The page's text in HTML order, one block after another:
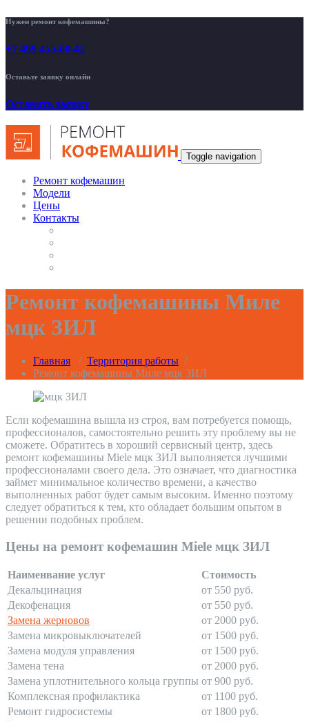
Нужен ремонт кофемашины?
+7 499 455-00-42
Оставьте заявку онлайн
Оставить заявку
Toggle navigation
Ремонт кофемашин
Модели
Цены
Контакты
Ремонт кофемашины Миле
мцк ЗИЛ
Главная / Территория работы /
Ремонт кофемашины Миле мцк ЗИЛ
Если кофемашина вышла из строя, вам потребуется помощь,
профессионалов, самостоятельно решить эту проблему вы не
сможете. Обратитесь в хороший сервисный центр, здесь
ремонт кофемашины Miele мцк ЗИЛ выполняется лучшими
профессионалами своего дела. Это означает, что диагностика
займет минимальное количество времени, а качество
выполненных работ будет самым высоким. Именно поэтому
следует обратиться к тем, кто обладает большим опытом в
решении подобных проблем.
Цены на ремонт кофемашин Miele мцк ЗИЛ
Наименвание услуг
Стоимость
Декальцинация
от 550 руб.
Декофенация
от 550 руб.
Замена жерновов
от 2000 руб.
Замена микровыключателей
от 1500 руб.
Замена модуля управления
от 1500 руб.
Замена тена
от 2000 руб.
Замена уплотнительного кольца группы от 900 руб.
Комплексная профилактика
от 1100 руб.
Ремонт гидросистемы
от 1800 руб.